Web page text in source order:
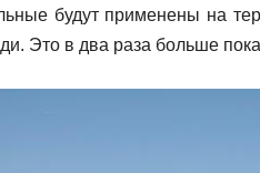
будут применены на
Это в два раза больше